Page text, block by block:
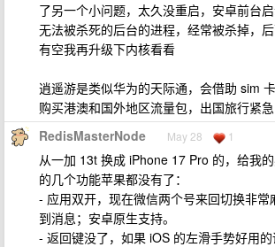
了另一个小问题，太久没重启，安卓前台
无法被杀死的后台的进程，经常被杀掉，
有空我再升级下内核看看
逍遥游是类似华为的天际通，会借助 sim
购买港澳和国外地区流量包，出国旅行紧
RedisMasterNode May 28 1
从一加 13t 换成 iPhone 17 Pro 的，给我
的几个功能苹果都没有了：
- 应用双开，现在微信两个号来回切换非
到消息；安卓原生支持。
- 返回键没了，如果 iOS 的左滑手势好用的